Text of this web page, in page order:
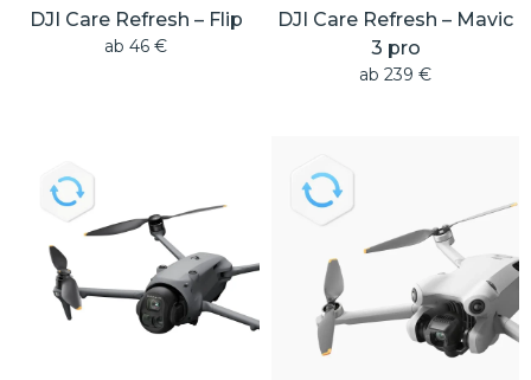
DJI Care Refresh – Flip
ab 46 €
DJI Care Refresh – Mavic
3 pro
ab 239 €